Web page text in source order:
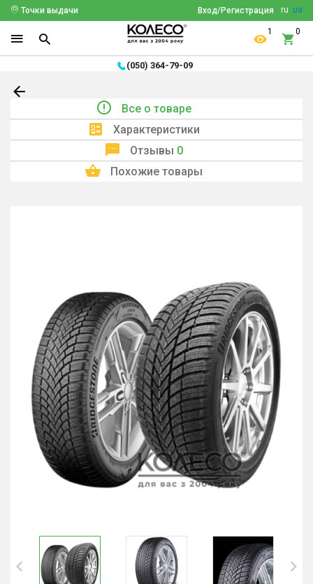
ru ua
Вход/Регистрация
Точки выдачи
1 0
(050) 364-79-09
Все о товаре
Характеристики
Отзывы 0
Похожие товары